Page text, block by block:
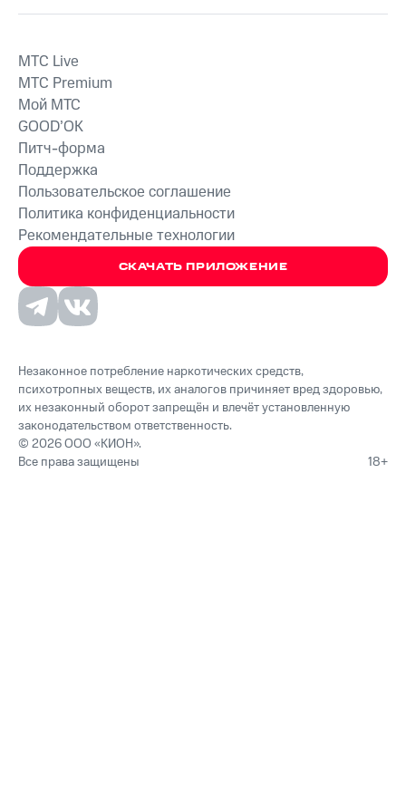
СКАЧАТЬ ПРИЛОЖЕНИЕ
MTС Live
MTС Premium
Мой МТС
GOOD’OK
Питч-форма
Поддержка
Пользовательское соглашение
Политика конфиденциальности
Рекомендательные технологии
Незаконное потребление наркотических средств,
психотропных веществ, их аналогов причиняет вред здоровью,
их незаконный оборот запрещён и влечёт установленную
законодательством ответственность.
© 2026 ООО «КИОН».
Все права защищены
18+